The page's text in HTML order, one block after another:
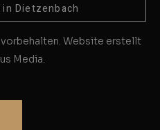
Dietzenbach
Website erstellt
Media.